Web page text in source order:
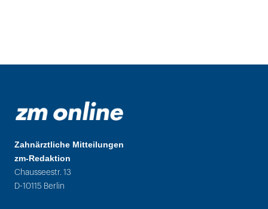
Zahnärztliche Mitteilungen
zm-Redaktion
Chausseestr. 13
D-10115 Berlin